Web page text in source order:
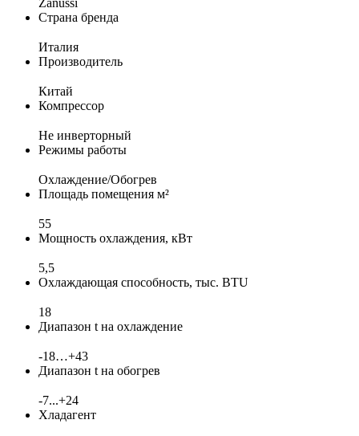
Страна бренда
Италия
Производитель
Китай
Компрессор
Не инверторный
Режимы работы
Охлаждение/Обогрев
Площадь помещения м²
55
Мощность охлаждения, кВт
5,5
Охлаждающая способность, тыс. BTU
18
Диапазон t на охлаждение
-18…+43
Диапазон t на обогрев
-7...+24
Хладагент